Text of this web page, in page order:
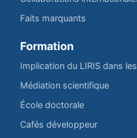
Faits marquants
Formation
Implication du LIRIS dans
Médiation scientifique
École doctorale
Cafés développeur